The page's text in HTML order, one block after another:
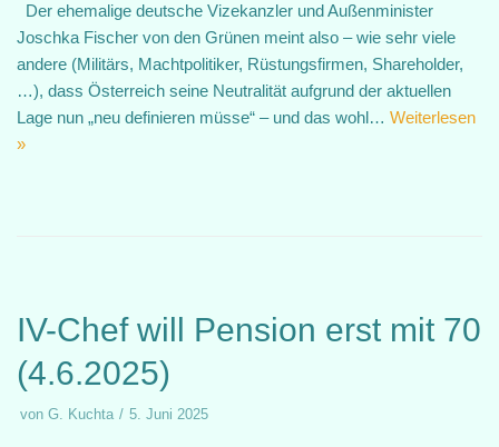
Der ehemalige deutsche Vizekanzler und Außenminister
Joschka Fischer von den Grünen meint also – wie sehr viele
andere (Militärs, Machtpolitiker, Rüstungsfirmen, Shareholder,
…), dass Österreich seine Neutralität aufgrund der aktuellen
Lage nun „neu definieren müsse“ – und das wohl… Weiterlesen
»
IV-Chef will Pension erst mit 70
(4.6.2025)
von G. Kuchta 5. Juni 2025